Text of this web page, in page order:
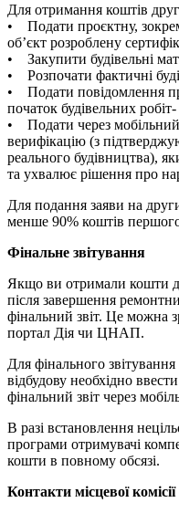
Для отримання коштів
• Подати проєктну,
об’єкт розроблену
• Закупити будівельні
• Розпочати фактичні
• Подати повідомлення
початок будівельних
• Подати через мобільний
верифікацію (з
реального будівництва),
та ухвалює рішення про
Для подання заяви на
менше 90% коштів
Фінальне звітування
Якщо ви отримали кошти
після завершення
фінальний звіт. Це можна
портал Дія чи ЦНАП.
Для фінального
відбудову необхідно
фінальний звіт через
В разі встановлення
програми отримувачі
кошти в повному обсязі.
Контакти місцевої